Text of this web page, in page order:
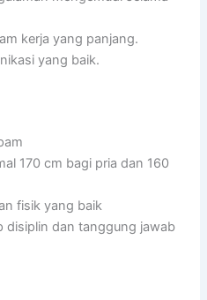
kerja yang panjang.
yang baik.
170 cm bagi pria dan 160
fisik yang baik
disiplin dan tanggung jawab